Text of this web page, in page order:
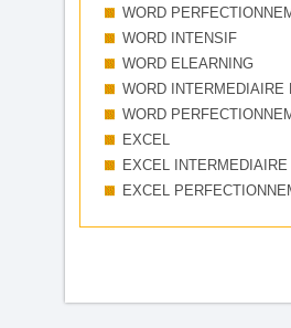
WORD
WORD INTENSIF
WORD ELEARNING
WORD INTERMEDIAIRE
WORD
EXCEL
EXCEL INTERMEDIAIRE
EXCEL